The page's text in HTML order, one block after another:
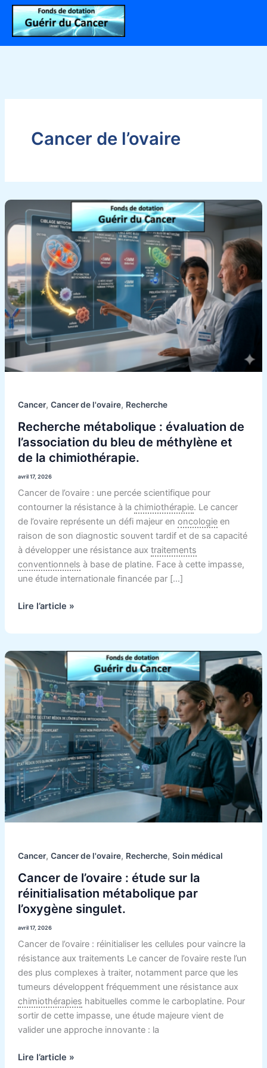
Aller
contenu
Cancer de l’ovaire
Cancer, Cancer de l'ovaire, Recherche
Recherche métabolique : évaluation de
l’association du bleu de méthylène et
de la chimiothérapie.
avril 17, 2026
Cancer de l’ovaire : une percée scientifique pour
contourner la résistance à la chimiothérapie. Le cancer
de l’ovaire représente un défi majeur en oncologieen
raison de son diagnostic souvent tardif et de sa capacité
à développer une résistance aux traitements
conventionnels à base de platine. Face à cette impasse,
une étude internationale financée par […]
métabolique
évaluation
de
l’association
du
bleu
de
méthylène
Lire l’article »
Cancer, Cancer de l'ovaire, Recherche, Soin médical
Cancer de l’ovaire : étude sur la
réinitialisation métabolique par
l’oxygène singulet.
avril 17, 2026
Cancer de l’ovaire : réinitialiser les cellules pour vaincre la
résistance aux traitements Le cancer de l’ovaire reste l’un
des plus complexes à traiter, notamment parce que les
tumeurs développent fréquemment une résistance aux
chimiothérapies habituelles comme le carboplatine. Pour
sortir de cette impasse, une étude majeure vient de
valider une approche innovante : la
Cancer
de
l’ovaire
:
étude
sur
la
réinitialisation
métabolique
par
l’oxygène
singulet.
Lire l’article »